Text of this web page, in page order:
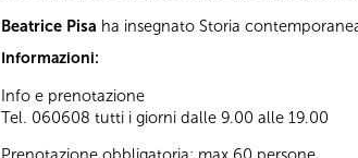
Beatrice Pisa ha insegnato Storia
Informazioni:
Info e prenotazione
Tel. 060608 tutti i giorni dalle 9.00 alle 19.00